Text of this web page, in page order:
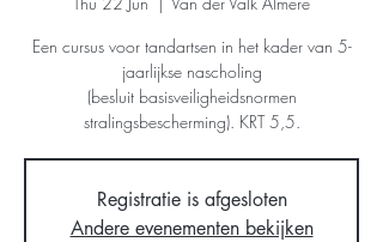
Een cursus voor tandartsen in het kader van 5-
jaarlijkse nascholing
(besluit basisveiligheidsnormen
Registratie is afgesloten
Andere evenementen bekijken